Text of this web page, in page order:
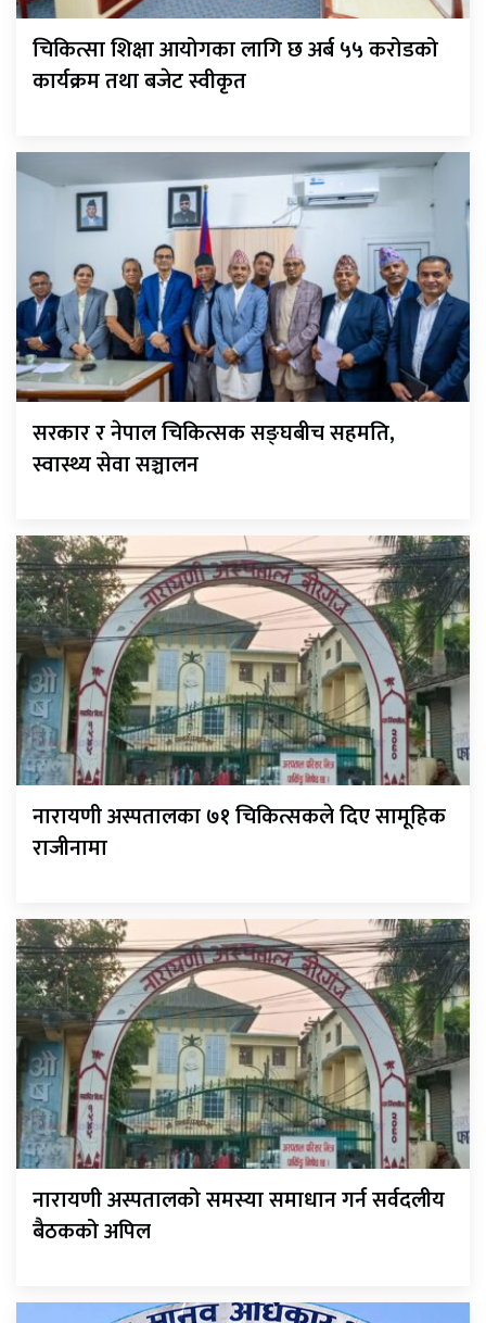
चिकित्सा शिक्षा आयोगका लागि छ अर्ब ५५ करोडको
कार्यक्रम तथा बजेट स्वीकृत
सरकार र नेपाल चिकित्सक सङ्घबीच सहमति,
स्वास्थ्य सेवा सञ्चालन
नारायणी अस्पतालका ७१ चिकित्सकले दिए सामूहिक
राजीनामा
नारायणी अस्पतालको समस्या समाधान गर्न सर्वदलीय
बैठकको अपिल